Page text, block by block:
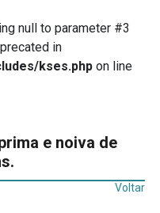
null to parameter #3
in
kses.php on line
e noiva de
Voltar